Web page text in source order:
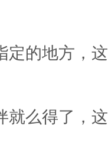
定的地方，这
就么得了，这